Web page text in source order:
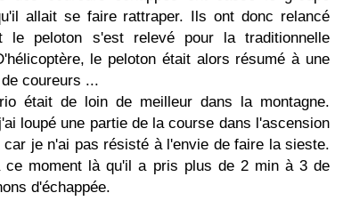
allait se faire rattraper. Ils ont donc relancé
le peloton s'est relevé pour la traditionnelle
le peloton était alors résumé à une
coureurs ...
était de loin de meilleur dans la montagne.
loupé une partie de la course dans l'ascension
car je n'ai pas résisté à l'envie de faire la sieste.
ce moment là qu'il a pris plus de 2 min à 3 de
d'échappée.